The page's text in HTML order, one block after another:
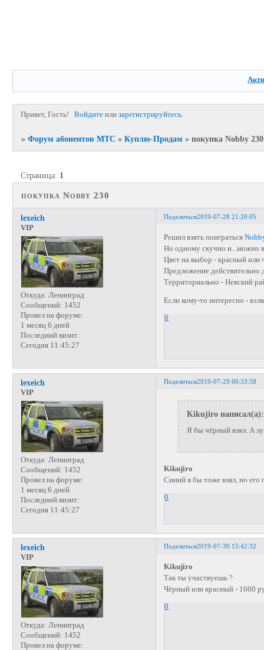
Привет, Гость! Войдите илизарегистрируйтесь.
»Форум абонентов МТС »Куплю-Продам »покупка Nobby 230
покупка Nobby 230
Страница: 1
Поделиться2019-07-28 21:20:05
lexeich
VIP
Откуда: Ленинград
Сообщений: 1452
Провел на форуме:
1 месяц 6 дней
Последний визит:
Сегодня 11:45:27
Решил взять поиграться
Но одному скучно и...можно
Цвет на выбор - красный или
Предложение действительно
Территориально - Невский
Если кому-то интересно -
0
Поделиться2019-07-29 00:33:58
lexeich
VIP
Откуда: Ленинград
Сообщений: 1452
Провел на форуме:
1 месяц 6 дней
Последний визит:
Сегодня 11:45:27
Kikujiro написал(а):
Я бы чёрный взял. А
Kikujiro
Синий я бы тоже взял, но его
0
Поделиться2019-07-30 15:42:32
lexeich
VIP
Откуда: Ленинград
Сообщений: 1452
Провел на форуме:
Kikujiro
Так ты участвуешь ?
Чёрный или красный - 1600
0